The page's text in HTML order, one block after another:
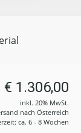
€ 1.306,00
inkl. 20% MwSt.
nach Österreich
ca. 6 - 8 Wochen